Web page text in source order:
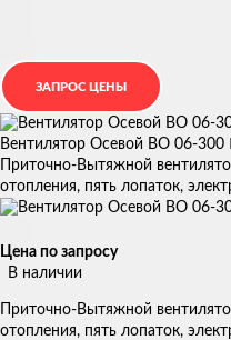
Вентилятор Осевой ВО 06-300
Приточно-Вытяжной
отопления, пять лопаток,
Цена по запросу
В наличии
Приточно-Вытяжной
отопления, пять лопаток,